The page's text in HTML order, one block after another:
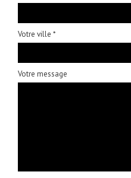
Votre ville *
Votre message